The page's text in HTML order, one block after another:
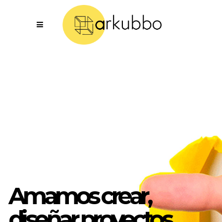
Amamos crear,